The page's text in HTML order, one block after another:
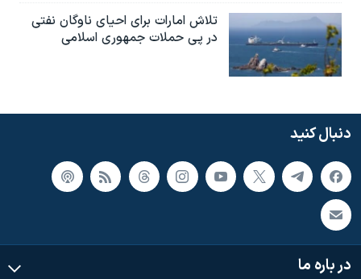
تلاش امارات برای احیای ناوگان نفتی
در پی حملات جمهوری اسلامی
دنبال کنید
در باره ما